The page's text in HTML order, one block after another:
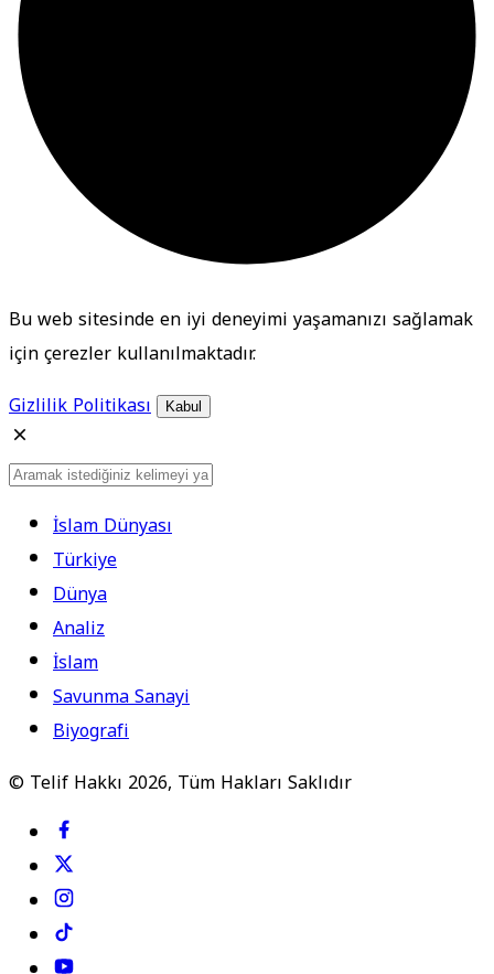
Bu web sitesinde en iyi deneyimi yaşamanızı sağlamak
için çerezler kullanılmaktadır.
Gizlilik Politikası
Kabul
İslam Dünyası
Türkiye
Dünya
Analiz
İslam
Savunma Sanayi
Biyografi
© Telif Hakkı 2026, Tüm Hakları Saklıdır